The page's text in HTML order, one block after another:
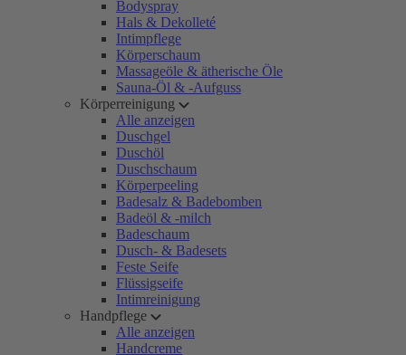
Bodyspray
Hals & Dekolleté
Intimpflege
Körperschaum
Massageöle & ätherische Öle
Sauna-Öl & -Aufguss
Körperreinigung
Alle anzeigen
Duschgel
Duschöl
Duschschaum
Körperpeeling
Badesalz & Badebomben
Badeöl & -milch
Badeschaum
Dusch- & Badesets
Feste Seife
Flüssigseife
Intimreinigung
Handpflege
Alle anzeigen
Handcreme